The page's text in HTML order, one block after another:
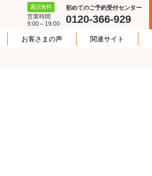
通話無料
営業時間
9:00～19:00
初めてのご予約受付センター
0120-366-929
お客さまの声 関連サイト